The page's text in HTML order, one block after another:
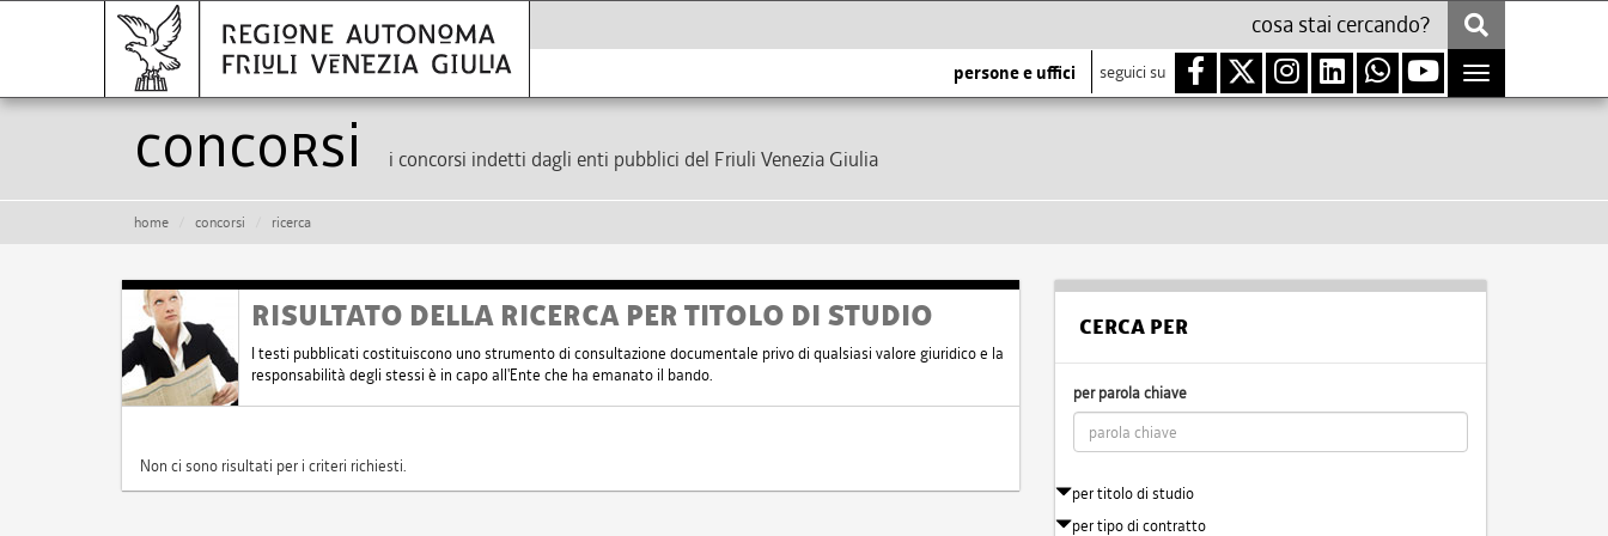
persone e uffici seguici su
Toggle
navigation
Concorsi i concorsi indetti dagli enti pubblici del Friuli Venezia Giulia
home concorsi ricerca
RISULTATO DELLA RICERCA PER TITOLO DI STUDIO
I testi pubblicati costituiscono uno strumento di consultazione documentale privo di qualsiasi valore giuridico e la
responsabilità degli stessi è in capo all'Ente che ha emanato il bando.
Non ci sono risultati per i criteri richiesti.
CERCA PER
per parola chiave
per titolo di studio
per tipo di contratto